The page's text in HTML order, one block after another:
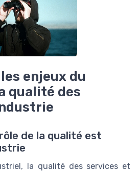
enjeux du
qualité des
de la qualité est
la qualité des services et